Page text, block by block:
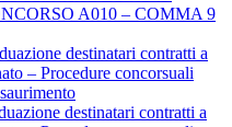
A010 – COMMA 9
destinatari contratti a
– Procedure concorsuali
destinatari contratti a